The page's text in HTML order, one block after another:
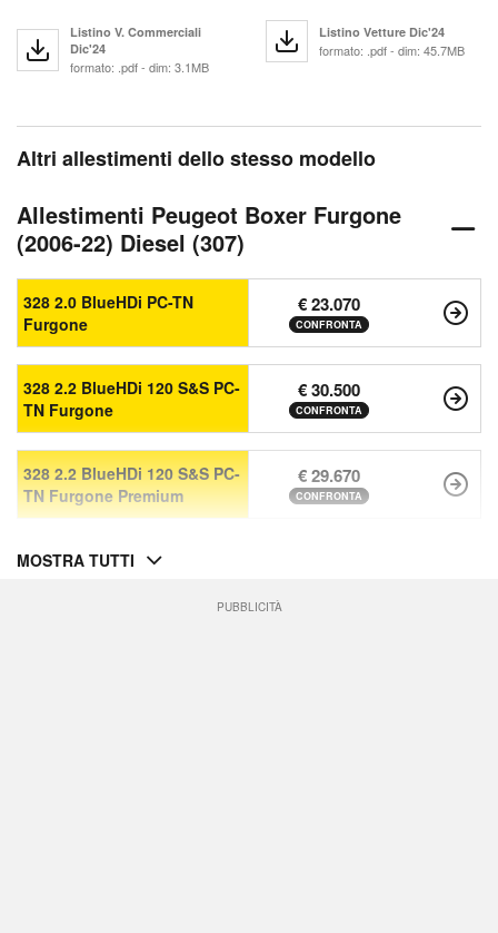
Listino V. Commerciali
Dic'24
formato: .pdf - dim: 3.1MB
Listino Vetture Dic'24
formato: .pdf - dim: 45.7MB
Altri allestimenti dello stesso modello
Allestimenti Peugeot Boxer Furgone
(2006-22) Diesel (307)
328 2.0 BlueHDi PC-TN
Furgone
€ 23.070
CONFRONTA
328 2.2 BlueHDi 120 S&S PC-
TN Furgone
€ 30.500
CONFRONTA
328 2.2 BlueHDi 120 S&S PC-
TN Furgone Premium
€ 29.670
CONFRONTA
MOSTRA TUTTI
PUBBLICITÀ